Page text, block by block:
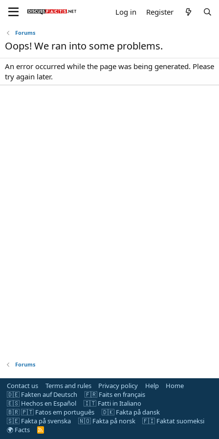
Log in Register
Forums
Oops! We ran into some problems.
An error occurred while the page was being generated. Please
try again later.
Forums
Contact us Terms and rules Privacy policy Help
Home
🇩🇪 Fakten auf Deutsch
🇫🇷 Faits en français
🇪🇸 Hechos en Español
🇮🇹 Fatti in Italiano
🇧🇷 🇵🇹 Fatos em português
🇩🇰 Fakta på dansk
🇸🇪 Fakta på svenska
🇳🇴 Fakta på norsk
🇫🇮 Faktat suomeksi
🌍 Facts
R